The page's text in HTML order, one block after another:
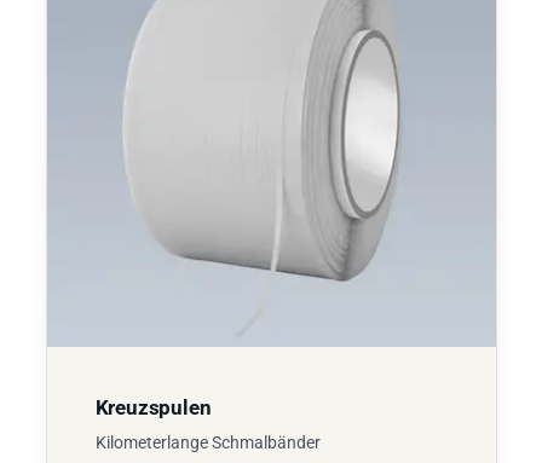
Kreuzspulen
Kilometerlange Schmalbänder